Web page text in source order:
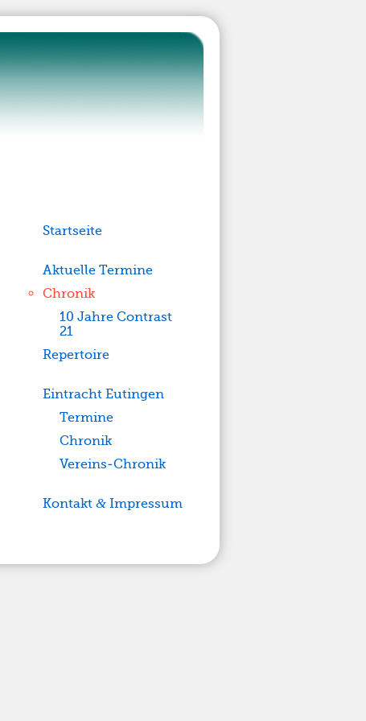
Startseite
Aktuelle Termine
Chronik
10 Jahre Contrast
21
Repertoire
Eintracht Eutingen
Termine
Chronik
Vereins-Chronik
Kontakt& Impressum